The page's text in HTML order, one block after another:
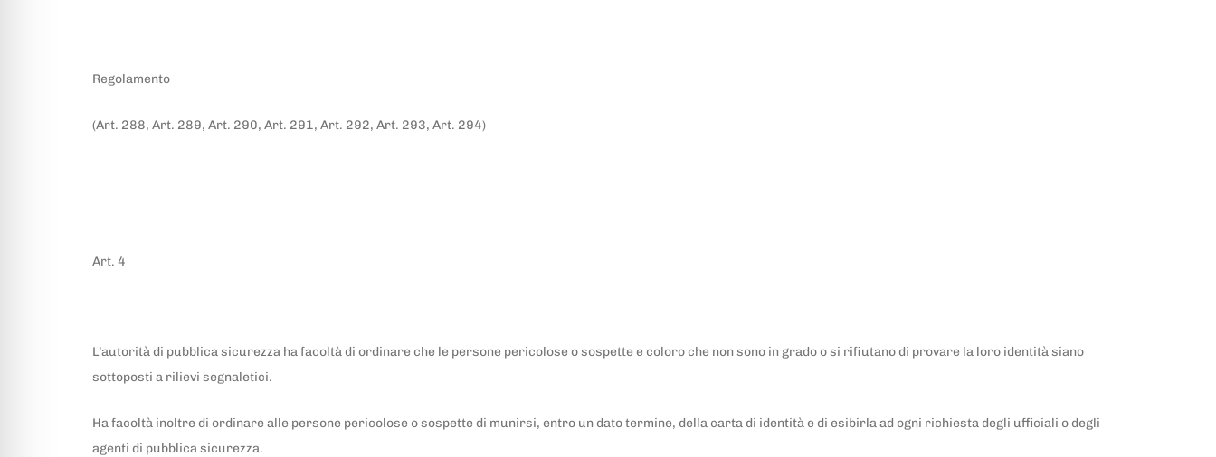
Regolamento
(Art. 288, Art. 289, Art. 290, Art. 291, Art. 292, Art. 293, Art. 294)
Art. 4
L’autorità di pubblica sicurezza ha facoltà di ordinare che le persone pericolose o sospette e coloro che non sono in grado o si rifiutano di provare la loro identità siano
sottoposti a rilievi segnaletici.
Ha facoltà inoltre di ordinare alle persone pericolose o sospette di munirsi, entro un dato termine, della carta di identità e di esibirla ad ogni richiesta degli ufficiali o degli
agenti di pubblica sicurezza.